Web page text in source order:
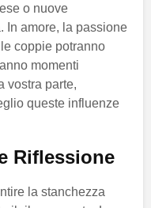
o nuove
In amore, la passione
coppie potranno
momenti
vostra parte,
queste influenze
Riflessione
la stanchezza